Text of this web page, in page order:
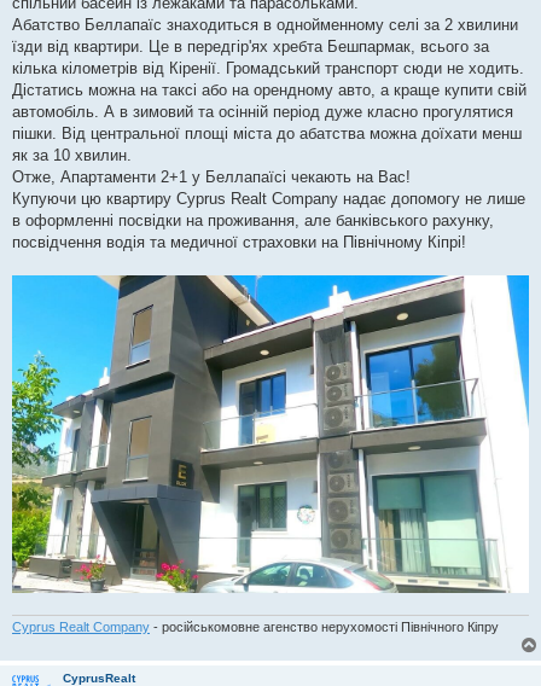
Абатство Беллапаїс знаходиться в однойменному селі за 2 хвилини
їзди від квартири. Це в передгір'ях хребта Бешпармак, всього за
кілька кілометрів від Кіренії. Громадський транспорт сюди не ходить.
Дістатись можна на таксі або на орендному авто, а краще купити свій
автомобіль. А в зимовий та осінній період дуже класно прогулятися
пішки. Від центральної площі міста до абатства можна доїхати менш
як за 10 хвилин.
Отже, Апартаменти 2+1 у Беллапаїсі чекають на Вас!
Купуючи цю квартиру Cyprus Realt Company надає допомогу не лише
в оформленні посвідки на проживання, але банківського рахунку,
посвідчення водія та медичної страховки на Північному Кіпрі!
Cyprus Realt Company - російськомовне агенство нерухомості Північного Кіпру
CyprusRealt